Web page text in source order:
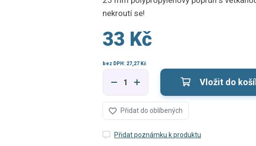
nekroutí se!
33 Kč
bez DPH: 27,27 Kč
Vložit do
Přidat do oblíbených
Přidat poznámku k produktu